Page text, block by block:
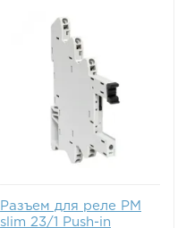
Разъем для реле РM
slim 23/1 Push-in